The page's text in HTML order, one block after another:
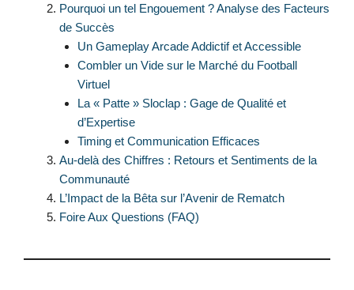
Pourquoi un tel Engouement ? Analyse des Facteurs
de Succès
Un Gameplay Arcade Addictif et Accessible
Combler un Vide sur le Marché du Football
Virtuel
La « Patte » Sloclap : Gage de Qualité et
d’Expertise
Timing et Communication Efficaces
Au-delà des Chiffres : Retours et Sentiments de la
Communauté
L’Impact de la Bêta sur l’Avenir de Rematch
Foire Aux Questions (FAQ)